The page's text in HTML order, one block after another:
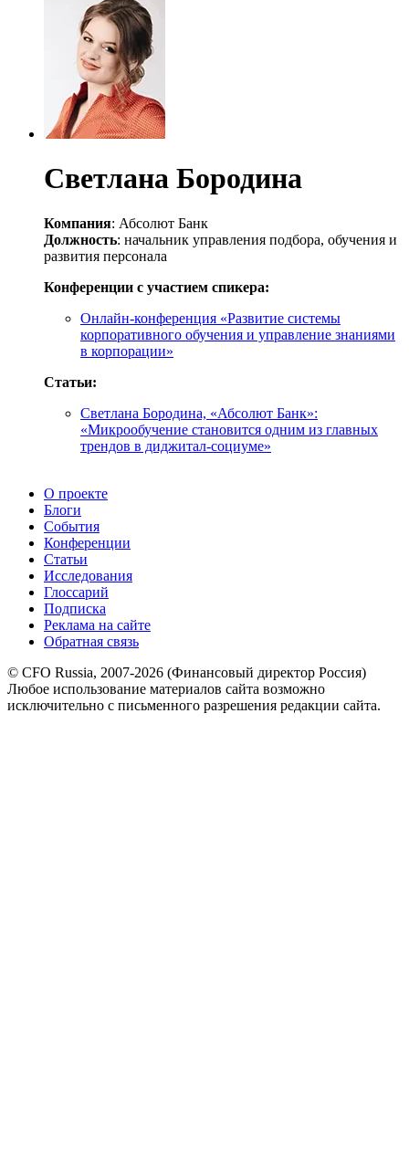
Светлана Бородина
Компания: Абсолют Банк
Должность: начальник управления подбора, обучения и
развития персонала
Конференции с участием спикера:
Онлайн-конференция «Развитие системы
корпоративного обучения и управление знаниями
в корпорации»
Статьи:
Светлана Бородина, «Абсолют Банк»:
«Микрообучение становится одним из главных
трендов в диджитал-социуме»
О проекте
Блоги
События
Конференции
Статьи
Исследования
Глоссарий
Подписка
Реклама на сайте
Обратная связь
© CFO Russia, 2007-2026 (Финансовый директор Россия)
Любое использование материалов сайта возможно
исключительно с письменного разрешения редакции сайта.